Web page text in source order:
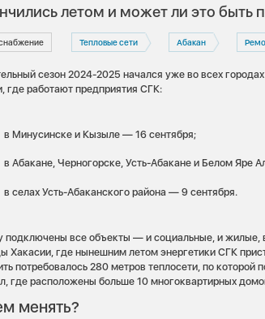
летом и может ли это быть
Тепловые сети Абакан
сезон 2024-2025 начался уже во всех
где работают предприятия СГК:
в Минусинске и Кызыле — 16 сентября;
в Абакане, Черногорске, Усть-Абакане и Белом Яре
в селах Усть-Абаканского района — 9 сентября.
подключены все объекты — и социальные, и жилые,
Хакасии, где нынешним летом энергетики СГК
потребовалось 280 метров теплосети, по которой
где расположены больше 10 многоквартирных
менять?